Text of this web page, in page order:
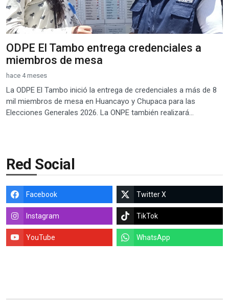
ODPE El Tambo entrega credenciales a
miembros de mesa
hace 4 meses
La ODPE El Tambo inició la entrega de credenciales a más de 8
mil miembros de mesa en Huancayo y Chupaca para las
Elecciones Generales 2026. La ONPE también realizará...
Red Social
Facebook Twitter X
Instagram TikTok
YouTube WhatsApp